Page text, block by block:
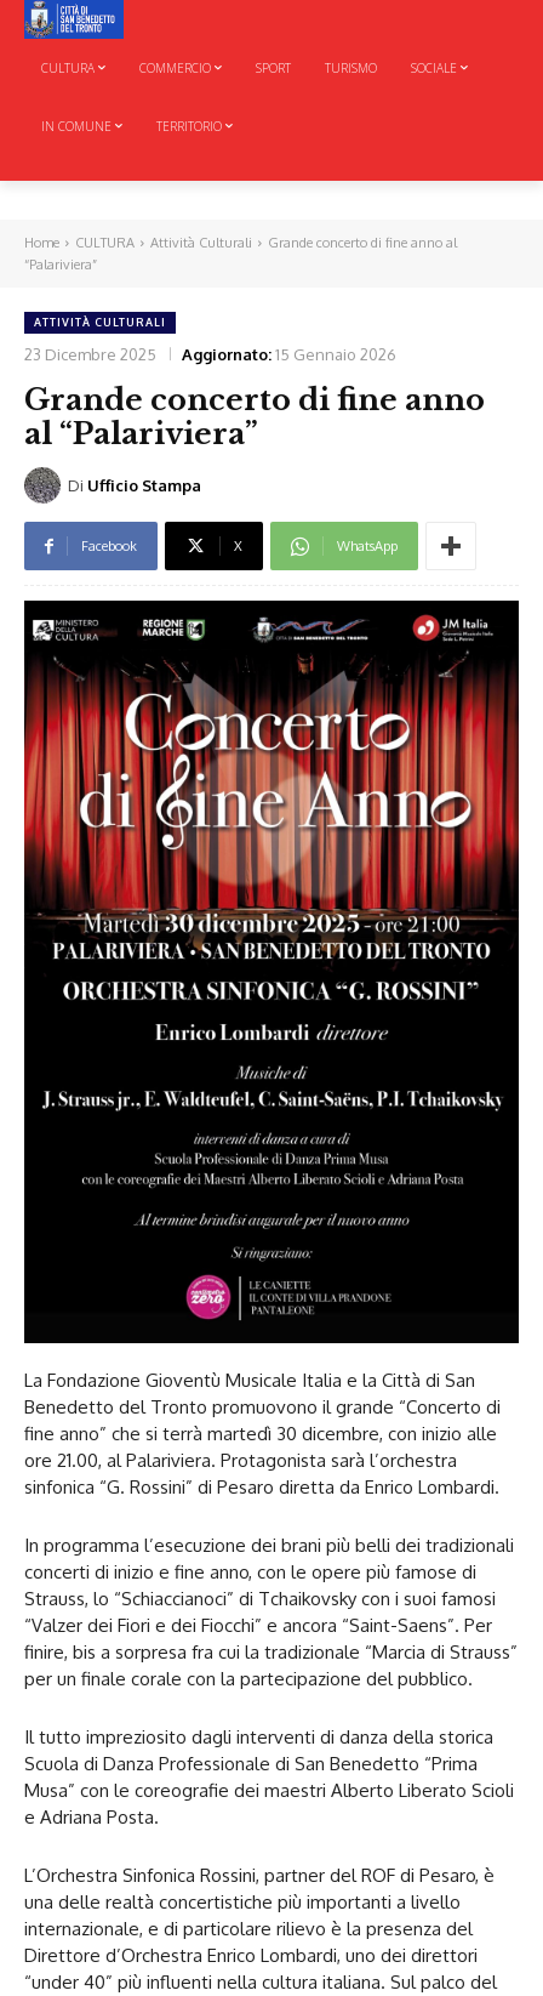
CULTURA COMMERCIO SPORT TURISMO SOCIALE
IN COMUNE TERRITORIO
Home CULTURA Attività Culturali
Grande concerto di fine anno al
“Palariviera”
ATTIVITÀ CULTURALI
23 Dicembre 2025 Aggiornato:15 Gennaio 2026
Grande concerto di fine anno
al “Palariviera”
Di Ufficio Stampa
Facebook X WhatsApp
La Fondazione Gioventù Musicale Italia e la Città di San
Benedetto del Tronto promuovono il grande “Concerto di
fine anno” che si terrà martedì 30 dicembre, con inizio alle
ore 21.00, al Palariviera. Protagonista sarà l’orchestra
sinfonica “G. Rossini” di Pesaro diretta da Enrico Lombardi.
In programma l’esecuzione dei brani più belli dei tradizionali
concerti di inizio e fine anno, con le opere più famose di
Strauss, lo “Schiaccianoci” di Tchaikovsky con i suoi famosi
“Valzer dei Fiori e dei Fiocchi” e ancora “Saint-Saens”. Per
finire, bis a sorpresa fra cui la tradizionale “Marcia di Strauss”
per un finale corale con la partecipazione del pubblico.
Il tutto impreziosito dagli interventi di danza della storica
Scuola di Danza Professionale di San Benedetto “Prima
Musa” con le coreografie dei maestri Alberto Liberato Scioli
e Adriana Posta.
L’Orchestra Sinfonica Rossini, partner del ROF di Pesaro, è
una delle realtà concertistiche più importanti a livello
internazionale, e di particolare rilievo è la presenza del
Direttore d’Orchestra Enrico Lombardi, uno dei direttori
“under 40” più influenti nella cultura italiana. Sul palco del